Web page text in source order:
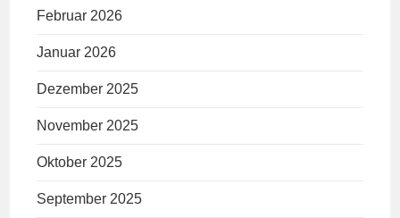
Februar 2026
Januar 2026
Dezember 2025
November 2025
Oktober 2025
September 2025